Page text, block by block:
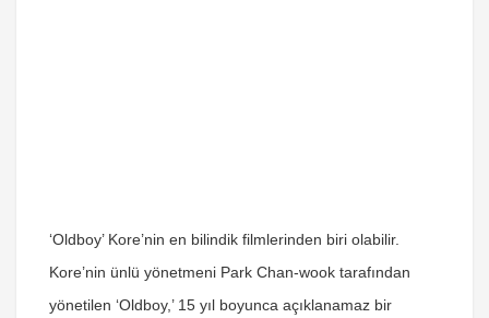
‘Oldboy’ Kore’nin en bilindik filmlerinden biri olabilir.
Kore’nin ünlü yönetmeni Park Chan-wook tarafından
yönetilen ‘Oldboy,’ 15 yıl boyunca açıklanamaz bir